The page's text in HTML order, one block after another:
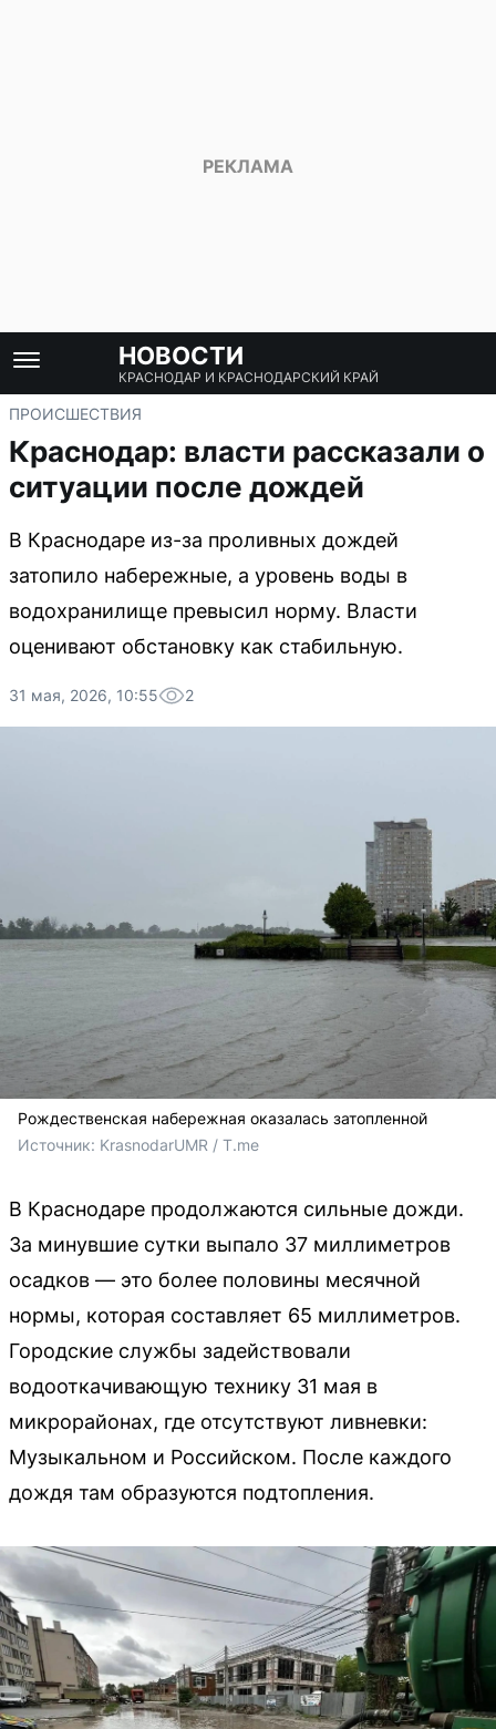
НОВОСТИ
КРАСНОДАР И КРАСНОДАРСКИЙ КРАЙ
ПРОИСШЕСТВИЯ
Краснодар: власти рассказали о
ситуации после дождей
В Краснодаре из-за проливных дождей
затопило набережные, а уровень воды в
водохранилище превысил норму. Власти
оценивают обстановку как стабильную.
31 мая, 2026, 10:55 2
Рождественская набережная оказалась затопленной
Источник: KrasnodarUMR / T.me
В Краснодаре продолжаются сильные дожди.
За минувшие сутки выпало 37 миллиметров
осадков — это более половины месячной
нормы, которая составляет 65 миллиметров.
Городские службы задействовали
водооткачивающую технику 31 мая в
микрорайонах, где отсутствуют ливневки:
Музыкальном и Российском. После каждого
дождя там образуются подтопления.